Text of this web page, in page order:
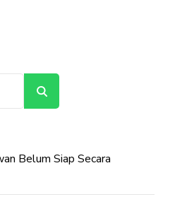
Belum Siap Secara